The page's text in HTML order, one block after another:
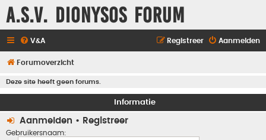
A.S.V. Dionysos Forum
V&A Aanmelden
Registreer
Forumoverzicht
Deze site heeft geen forums.
Informatie
Aanmelden • Registreer
Gebruikersnaam: